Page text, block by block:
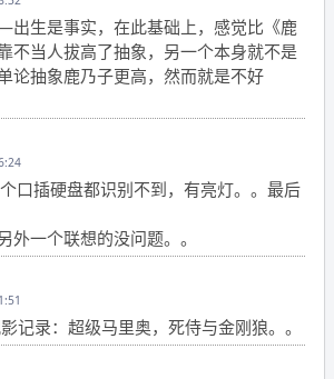
出生是事实，在此基础上，感觉比《鹿
不当人拔高了抽象，另一个本身就不是
论抽象鹿乃子更高，然而就是不好
口插硬盘都识别不到，有亮灯。。最后
外一个联想的没问题。。
记录：超级马里奥，死侍与金刚狼。。